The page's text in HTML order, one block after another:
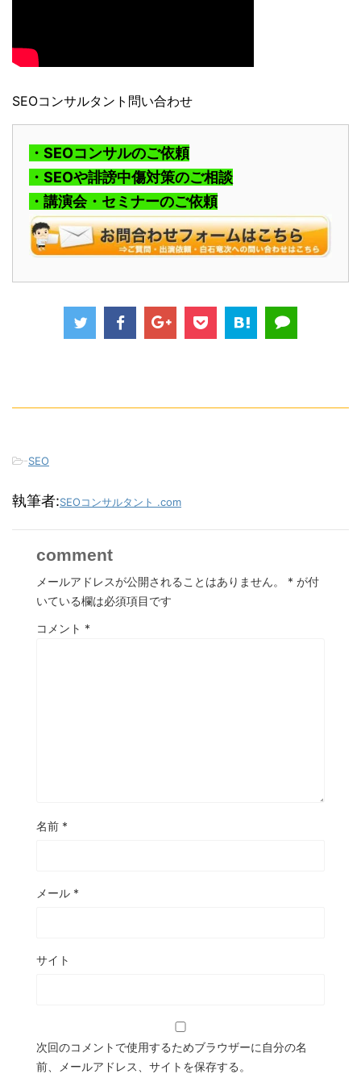
SEOコンサルタント問い合わせ
・SEOコンサルのご依頼
・SEOや誹謗中傷対策のご相談
・講演会・セミナーのご依頼
-SEO
執筆者:SEOコンサルタント .com
comment
メールアドレスが公開されることはありません。 * が付
いている欄は必須項目です
コメント *
名前 *
メール *
サイト
次回のコメントで使用するためブラウザーに自分の名
前、メールアドレス、サイトを保存する。